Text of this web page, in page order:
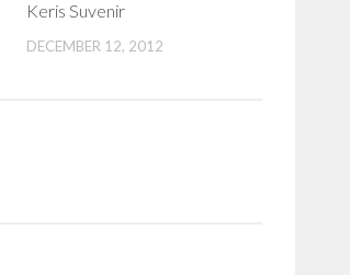
Keris Suvenir
DECEMBER 12, 2012